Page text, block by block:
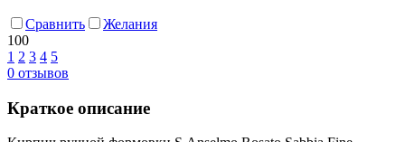
Сравнить
Желания
100
1 2 3 4 5
0 отзывов
Краткое описание